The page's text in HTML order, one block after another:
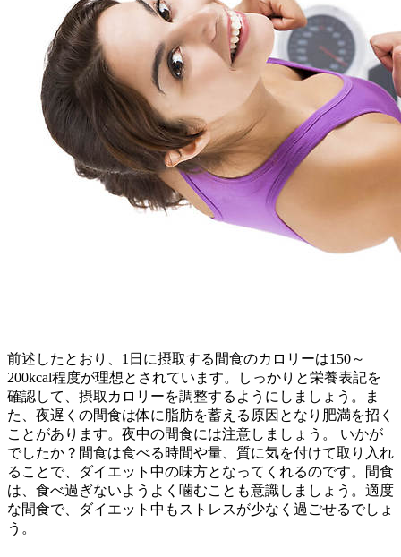
前述したとおり、1日に摂取する間食のカロリーは150～
200kcal程度が理想とされています。しっかりと栄養表記を
確認して、摂取カロリーを調整するようにしましょう。ま
た、夜遅くの間食は体に脂肪を蓄える原因となり肥満を招く
ことがあります。夜中の間食には注意しましょう。 いかが
でしたか？間食は食べる時間や量、質に気を付けて取り入れ
ることで、ダイエット中の味方となってくれるのです。間食
は、食べ過ぎないようよく噛むことも意識しましょう。適度
な間食で、ダイエット中もストレスが少なく過ごせるでしょ
う。